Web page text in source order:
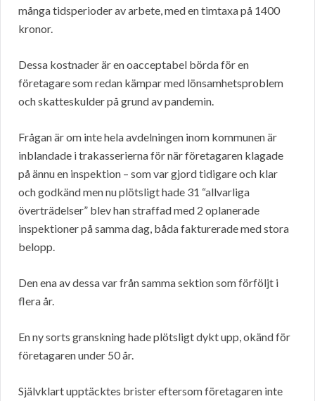
många tidsperioder av arbete, med en timtaxa på 1400
kronor.
Dessa kostnader är en oacceptabel börda för en
företagare som redan kämpar med lönsamhetsproblem
och skatteskulder på grund av pandemin.
Frågan är om inte hela avdelningen inom kommunen är
inblandade i trakasserierna för när företagaren klagade
på ännu en inspektion – som var gjord tidigare och klar
och godkänd men nu plötsligt hade 31 “allvarliga
överträdelser” blev han straffad med 2 oplanerade
inspektioner på samma dag, båda fakturerade med stora
belopp.
Den ena av dessa var från samma sektion som förföljt i
flera år.
En ny sorts granskning hade plötsligt dykt upp, okänd för
företagaren under 50 år.
Självklart upptäcktes brister eftersom företagaren inte